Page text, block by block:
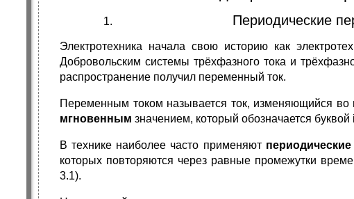
Периодические
Электротехника начала свою историю как
Добровольским системы трёхфазного тока и
распространение получил переменный ток.
Переменным током называется ток, изменяющийся
мгновенным значением, который обозначается
В технике наиболее часто применяют
которых повторяются через равные промежутки
3.1).